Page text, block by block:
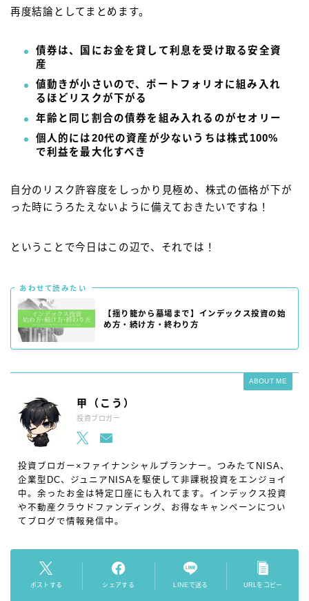
再度結論としてまとめます。
債券は、国にお金を貸して利息を受け取る安全資
産
値動きが小さいので、ポートフォリオに組み入れ
るほどリスクが下がる
年齢と同じ割合の債券を組み入れるのがセオリー
個人的には20代の資産が少ないうちは株式100%
で利益を最大化すべき
自分のリスク許容度をしっかり見極め、株式の価格が下が
った時にうろたえないように備えておきたいですね！
ということで今日はこの辺で、それでは！
あわせて読みたい
【揺り籠から墓場まで】インデックス投資の始
め方・続け方・終わり方
ABOUT ME
甲（こう）
投資ブロガー
投資ブロガー×ファイナンシャルプランナー。つみたてNISA、
企業型DC、ジュニアNISAを駆使して非課税投資をエンジョイ
中。余ったお金は特定口座にも入れてます。インデックス投資
や不動産クラウドファンディング、お得なキャンペーンについ
てブログで情報発信中。
ポストする シェアする LINEで送る URLをコピー